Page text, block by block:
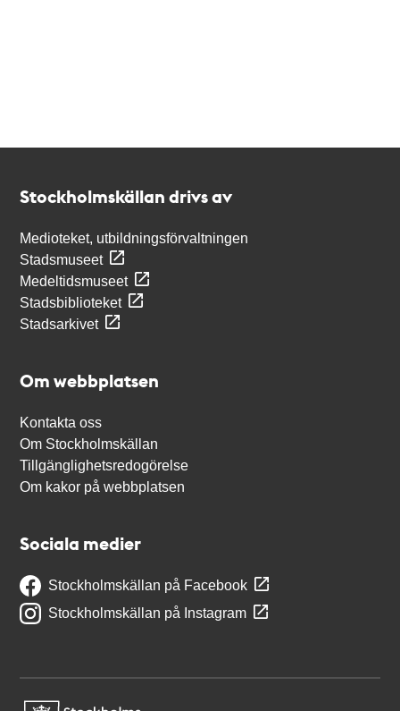
Stockholmskällan drivs av
Medioteket, utbildningsförvaltningen
Stadsmuseet
Medeltidsmuseet
Stadsbiblioteket
Stadsarkivet
Om webbplatsen
Kontakta oss
Om Stockholmskällan
Tillgänglighetsredogörelse
Om kakor på webbplatsen
Sociala medier
Stockholmskällan på Facebook
Stockholmskällan på Instagram